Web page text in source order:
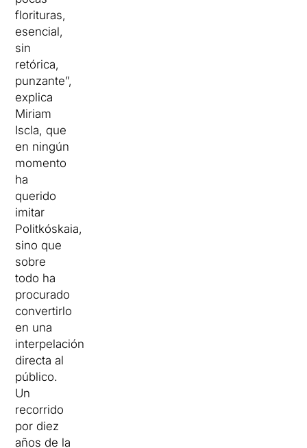
florituras,
esencial,
sin
retórica,
punzante”,
explica
Miriam
Iscla, que
en ningún
momento
ha
querido
imitar
Politkóskaia,
sino que
sobre
todo ha
procurado
convertirlo
en una
interpelación
directa al
público.
Un
recorrido
por diez
años de la